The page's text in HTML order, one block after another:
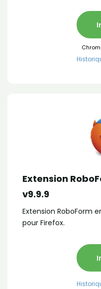
Extension
v9.9.9
Extension RoboForm
pour Firefox.